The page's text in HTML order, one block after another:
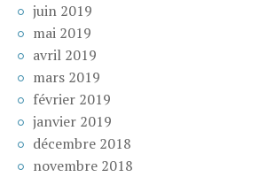
juin 2019
mai 2019
avril 2019
mars 2019
février 2019
janvier 2019
décembre 2018
novembre 2018